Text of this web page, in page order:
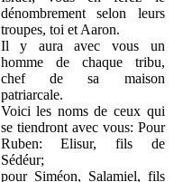
dénombrement selon leurs
troupes, toi et Aaron.
Il y aura avec vous un
homme de chaque tribu,
chef de sa maison
patriarcale.
Voici les noms de ceux qui
se tiendront avec vous: Pour
Ruben: Elisur, fils de
Sédéur;
pour Siméon, Salamiel, fils